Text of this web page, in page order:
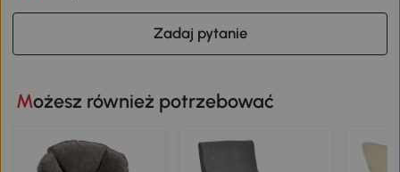
Zadaj pytanie
Możesz również potrzebować